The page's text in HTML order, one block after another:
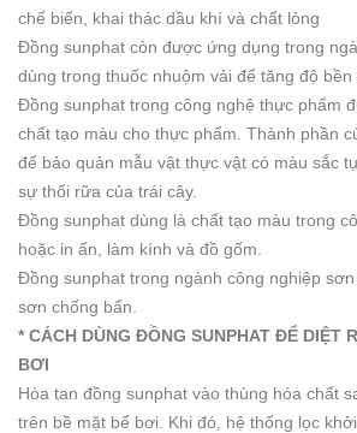
chế biến, khai thác dầu khí và chất lỏng
Đồng sunphat còn được ứng dụng trong
dùng trong thuốc nhuộm vải để tăng độ
Đồng sunphat trong công nghệ thực phẩm
chất tạo màu cho thực phẩm. Thành phần
để bảo quản mẫu vật thực vật có màu sắc
sự thối rữa của trái cây.
Đồng sunphat dùng là chất tạo màu trong
hoặc in ấn, làm kính và đồ gốm.
Đồng sunphat trong ngành công nghiệp
sơn chống bẩn.
* CÁCH DÙNG ĐỒNG SUNPHAT ĐỂ DIỆT
BƠI
Hòa tan đồng sunphat vào thùng hóa chất
trên bề mặt bể bơi. Khi đó, hệ thống lọc